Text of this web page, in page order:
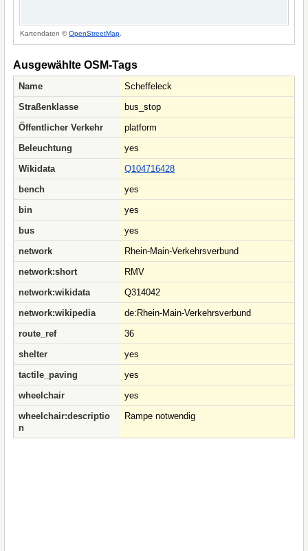
Kartendaten ©OpenStreetMap
Ausgewählte OSM-Tags
Name
Scheffeleck
Straßenklasse
bus_stop
Öffentlicher Verkehr
platform
Beleuchtung
yes
Wikidata
Q104716428
bench
yes
bin
yes
bus
yes
network
Rhein-Main-Verkehrsverbund
network:short
RMV
network:wikidata
Q314042
network:wikipedia
de:Rhein-Main-Verkehrsverbund
route_ref
36
shelter
yes
tactile_paving
yes
wheelchair
yes
wheelchair:descriptio
n
Rampe notwendig